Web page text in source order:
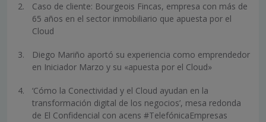
Caso de cliente: Bourgeois Fincas, empresa con más de
65 años en el sector inmobiliario que apuesta por el
Cloud
Diego Mariño aportó su experiencia como emprendedor
en Iniciador Marzo y su «apuesta por el Cloud»
‘Cómo la Conectividad y el Cloud ayudan en la
transformación digital de los negocios’, mesa redonda
de El Confidencial con acens #TelefónicaEmpresas